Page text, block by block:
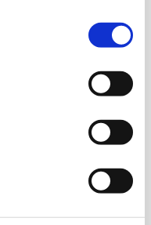
de hoogte van de